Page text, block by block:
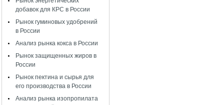
добавок для КРС в России
Рынок гуминовых удобрений
в России
Анализ рынка кокса в России
Рынок защищенных жиров в
России
Рынок пектина и сырья для
его производства в России
Анализ рынка изопропилата